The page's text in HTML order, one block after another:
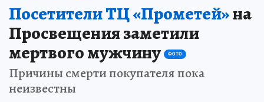
Посетители ТЦ «Прометей»на
Просвещения заметили
мертвого мужчину
ФОТО
Причины смерти покупателя пока
неизвестны